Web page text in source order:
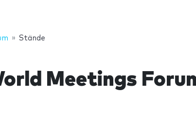
Stände
Meetings